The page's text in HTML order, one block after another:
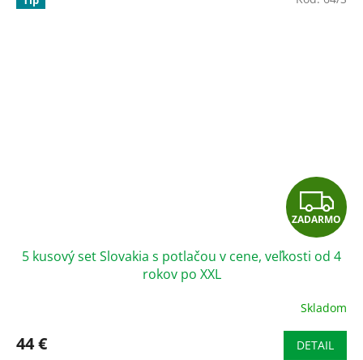
Z
A
D
A
R
ZADARMO
5 kusový set Slovakia s potlačou v cene, veľkosti od 4
rokov po XXL
produktu
Skladom
44 € DETAIL